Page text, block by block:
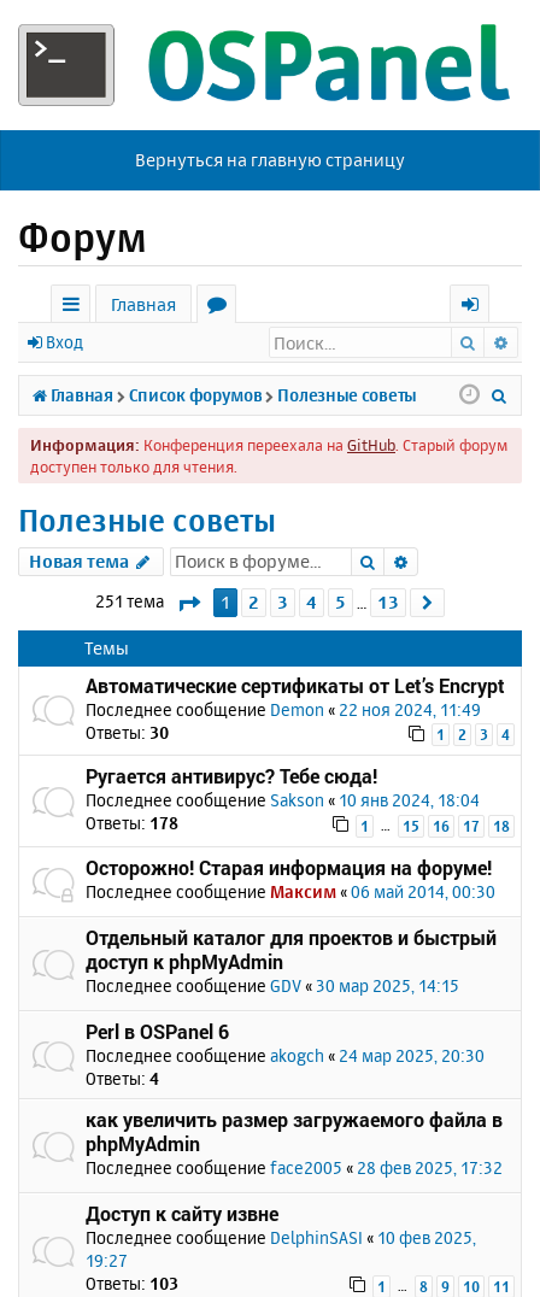
Вернуться на главную страницу
Форум
с
ы
л
к
Главная
р
у
м
х
о
д
Вход Поиск
Главная Список форумов Полезные советы
Информация: Конференция переехала на GitHub . Старый форум
доступен только для чтения.
Полезные советы
Новая тема Поиск
251 тема Страница1 из 13
1 2 3 4 5 13
Темы
Автоматические сертификаты от Let’s Encrypt
Последнее сообщение Demon « 22 ноя 2024, 11:49
Ответы: 30 1 2 3 4
Ругается антивирус? Тебе сюда!
Последнее сообщение Sakson « 10 янв 2024, 18:04
Ответы: 178 1 15 16 17 18
Осторожно! Старая информация на форуме!
Последнее сообщение Максим «06 май 2014, 00:30
Отдельный каталог для проектов и быстрый
доступ к phpMyAdmin
Последнее сообщение GDV « 30 мар 2025, 14:15
Perl в OSPanel 6
Последнее сообщение akogch « 24 мар 2025, 20:30
Ответы: 4
как увеличить размер загружаемого файла в
phpMyAdmin
Последнее сообщение face2005 « 28 фев 2025, 17:32
Доступ к сайту извне
Последнее сообщение DelphinSASI « 10 фев 2025,
19:27
Ответы: 103 1 8 9 10 11